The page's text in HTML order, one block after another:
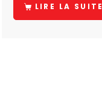
LIRE LA SUITE